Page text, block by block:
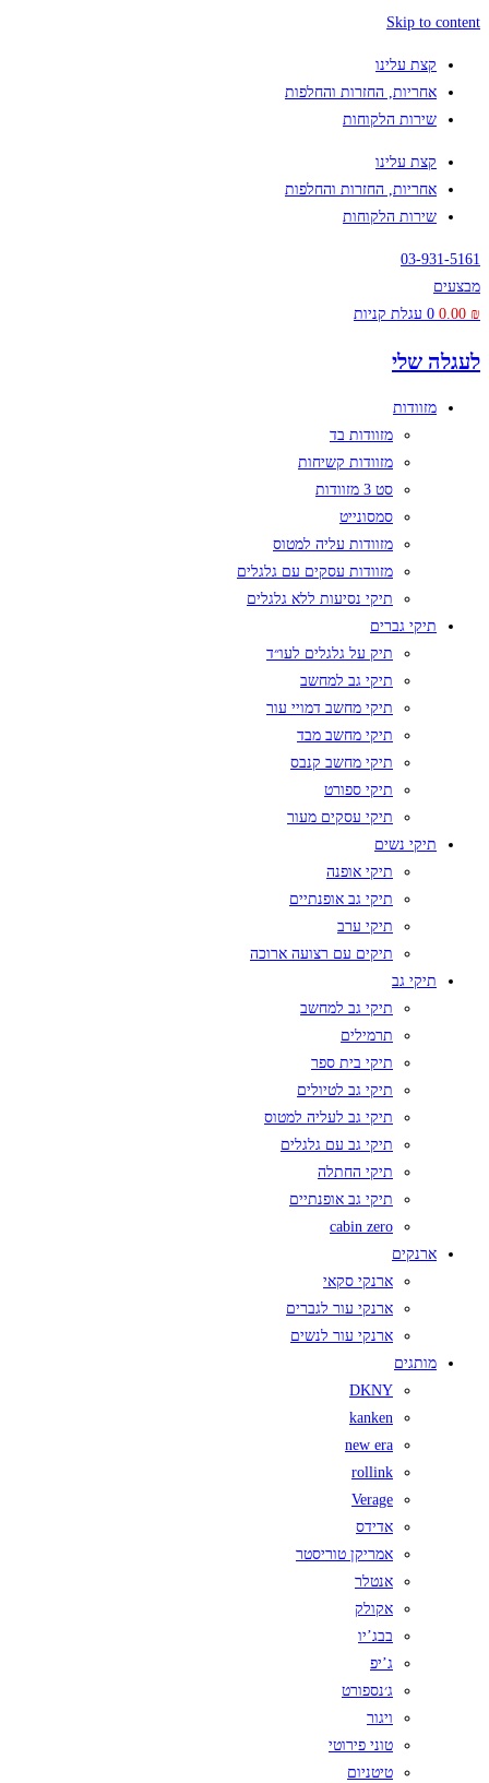
Skip to content
קצת עלינו
אחריות, החזרות והחלפות
שירות הלקוחות
קצת עלינו
אחריות, החזרות והחלפות
שירות הלקוחות
03-931-5161
מבצעים
0.00 ₪
0 עגלת קניות
לעגלה שלי
מזוודות
מזוודות בד
מזוודות קשיחות
סט 3 מזוודות
סמסונייט
מזוודות עליה למטוס
מזוודות עסקים עם גלגלים
תיקי נסיעות ללא גלגלים
תיקי גברים
תיק על גלגלים לעו״ד
תיקי גב למחשב
תיקי מחשב דמויי עור
תיקי מחשב מבד
תיקי מחשב קנבס
תיקי ספורט
תיקי עסקים מעור
תיקי נשים
תיקי אופנה
תיקי גב אופנתיים
תיקי ערב
תיקים עם רצועה ארוכה
תיקי גב
תיקי גב למחשב
תרמילים
תיקי בית ספר
תיקי גב לטיולים
תיקי גב לעליה למטוס
תיקי גב עם גלגלים
תיקי החתלה
תיקי גב אופנתיים
cabin zero
ארנקים
ארנקי סקאי
ארנקי עור לגברים
ארנקי עור לנשים
מותגים
DKNY
kanken
new era
rollink
Verage
אדידס
אמריקן טוריסטר
אנטלר
אקולק
בבג’יו
ג’יפ
ג׳נספורט
ויגור
טוני פירוטי
טיטניום